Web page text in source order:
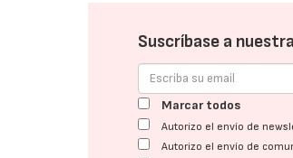
Suscríbase a
Marcar todos
Autorizo el envío de
Autorizo el envío de